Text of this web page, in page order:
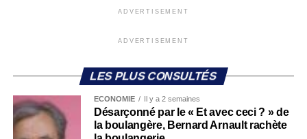
ADVERTISEMENT
ADVERTISEMENT
LES PLUS CONSULTÉS
ECONOMIE Il y a 2 semaines
Désarçonné par le « Et avec ceci ? » de
la boulangère, Bernard Arnault rachète